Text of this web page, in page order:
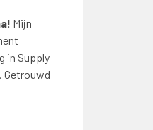
Mijn
in Supply
Getrouwd